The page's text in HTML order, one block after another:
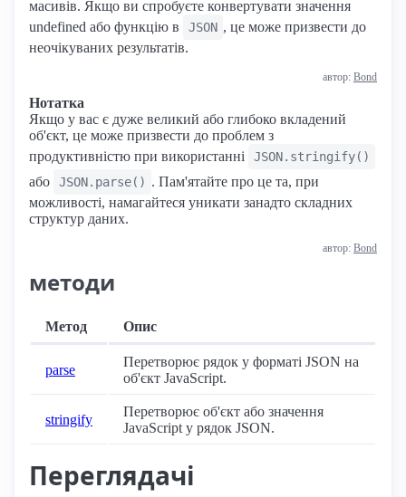
масивів. Якщо ви спробуєте конвертувати значення
undefined або функцію в
JSON , це може призвести до
неочікуваних результатів.
автор: Bond
Нотатка
Якщо у вас є дуже великий або глибоко вкладений
об'єкт, це може призвести до проблем з
продуктивністю при використанні
JSON.stringify()
або JSON.parse() . Пам'ятайте про це та, при
можливості, намагайтеся уникати занадто складних
структур даних.
автор: Bond
методи
Метод Опис
parse
Перетворює рядок у форматі JSON на
об'єкт JavaScript.
stringify
Перетворює об'єкт або значення
JavaScript у рядок JSON.
Переглядачі